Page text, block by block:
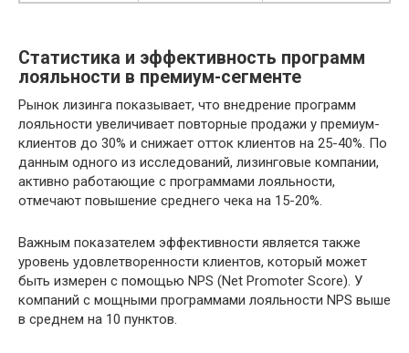
Статистика и эффективность программ
лояльности в премиум-сегменте
Рынок лизинга показывает, что внедрение программ
лояльности увеличивает повторные продажи у премиум-
клиентов до 30% и снижает отток клиентов на 25-40%. По
данным одного из исследований, лизинговые компании,
активно работающие с программами лояльности,
отмечают повышение среднего чека на 15-20%.
Важным показателем эффективности является также
уровень удовлетворенности клиентов, который может
быть измерен с помощью NPS (Net Promoter Score). У
компаний с мощными программами лояльности NPS выше
в среднем на 10 пунктов.